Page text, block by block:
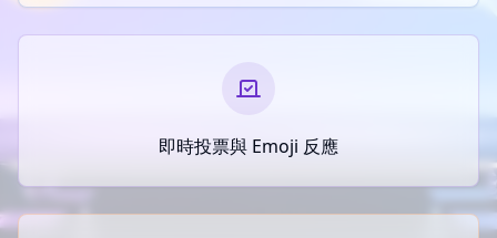
即時投票與 Emoji 反應